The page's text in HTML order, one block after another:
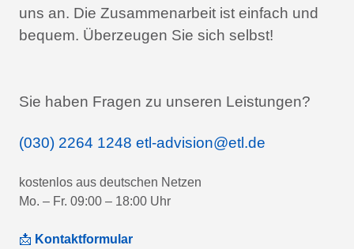
uns an. Die Zusammenarbeit ist einfach und
bequem. Überzeugen Sie sich selbst!
Sie haben Fragen zu unseren Leistungen?
(030) 2264 1248 etl-advision@etl.de
kostenlos aus deutschen Netzen
Mo. – Fr. 09:00 – 18:00 Uhr
📩 Kontaktformular